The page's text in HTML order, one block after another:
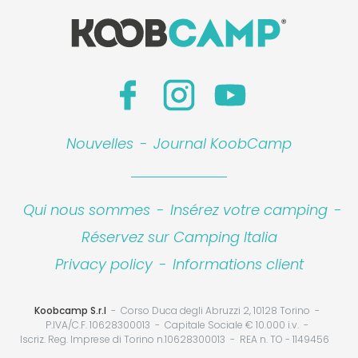
Nouvelles - Journal KoobCamp
Qui nous sommes - Insérez votre camping -
Réservez sur Camping Italia
Privacy policy - Informations client
Koobcamp S.r.l
Corso Duca degli Abruzzi 2, 10128 Torino
P.IVA/C.F. 10628300013
Capitale Sociale € 10.000 i.v.
Iscriz. Reg. Imprese di Torino n.10628300013
REA n. TO - 1149456